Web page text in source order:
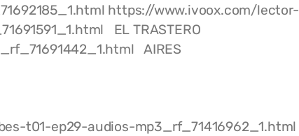
https://www.ivoox.com/lector-
EL TRASTERO
AIRES
t01-ep29-audios-mp3_rf_71416962_1.html